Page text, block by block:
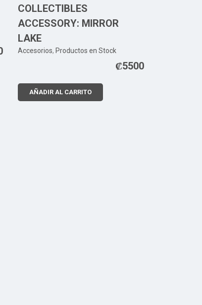
COLLECTIBLES
ACCESSORY: MIRROR
LAKE
Accesorios, Productos en Stock
₡5500
AÑADIR AL CARRITO